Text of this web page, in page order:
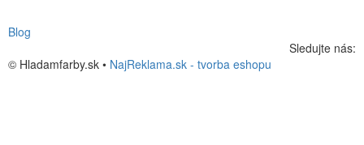
Blog
Sledujte nás:
© Hladamfarby.sk • NajReklama.sk - tvorba eshopu